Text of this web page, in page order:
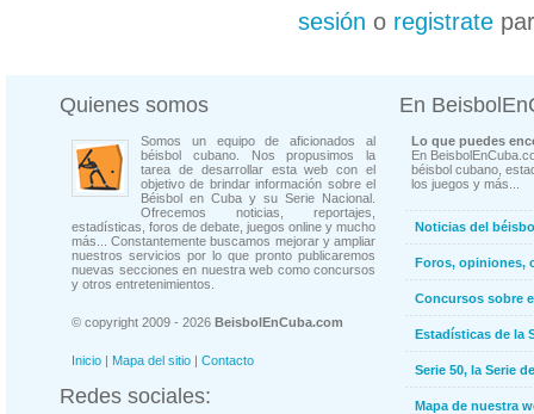
sesión o registrate
Quienes somos
Somos un equipo de aficionados al
béisbol cubano. Nos propusimos la
tarea de desarrollar esta web con el
objetivo de brindar información sobre el
Béisbol en Cuba y su Serie Nacional.
Ofrecemos noticias, reportajes,
estadísticas, foros de debate, juegos online y mucho
más... Constantemente buscamos mejorar y ampliar
nuestros servicios por lo que pronto publicaremos
nuevas secciones en nuestra web como concursos
y otros entretenimientos.
© copyright 2009 - 2026 BeisbolEnCuba.com
Inicio | Mapa del sitio | Contacto
Redes sociales:
En
Lo que puedes
En
béisbol cubano,
los juegos y más...
Noticias del
Foros, opiniones,
Concursos sobre
Estadísticas de la
Serie 50, la Serie
Mapa de nuestra